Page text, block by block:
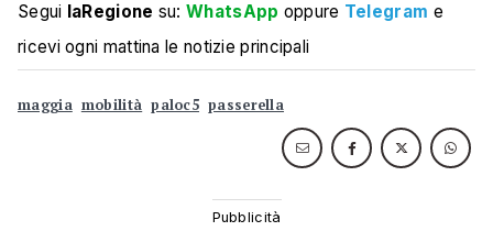
Segui laRegione su:WhatsApp oppure Telegram e
ricevi ogni mattina le notizie principali
maggia mobilità paloc5 passerella